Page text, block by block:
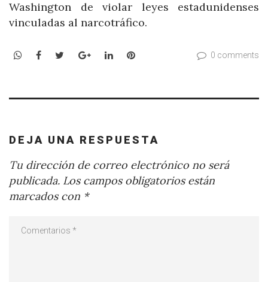
Washington de violar leyes estadunidenses
vinculadas al narcotráfico.
WhatsApp
Facebook
TwitterGoogle+LinkedInPinterest 0 comments
DEJA UNA RESPUESTA
Tu dirección de correo electrónico no será
publicada. Los campos obligatorios están
marcados con *